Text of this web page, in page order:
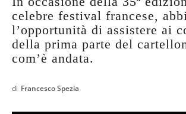
Recensioni
Rubriche
Top Jazz
Radio
Area riservata
celebre festival francese,
l’opportunità di assistere ai
della prima parte del
com’è andata.
di Francesco Spezia